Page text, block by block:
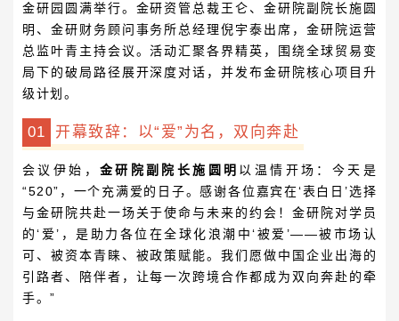
金研园圆满举行。金研资管总裁王仑、金研院副院长施圆
明、金研财务顾问事务所总经理倪宇泰出席，金研院运营
总监叶青主持会议。活动汇聚各界精英，围绕全球贸易变
局下的破局路径展开深度对话，并发布金研院核心项目升
级计划。
01 开幕致辞：以“爱”为名，双向奔赴
会议伊始， 金研院副院长施圆明 以温情开场：今天是
“520”，一个充满爱的日子。感谢各位嘉宾在‘表白日’选择
与金研院共赴一场关于使命与未来的约会！金研院对学员
的‘爱’，是助力各位在全球化浪潮中‘被爱’——被市场认
可、被资本青睐、被政策赋能。我们愿做中国企业出海的
引路者、陪伴者，让每一次跨境合作都成为双向奔赴的牵
手。”